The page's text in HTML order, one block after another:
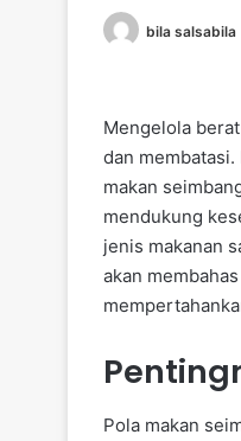
bila salsabila
Mengelola
dan
makan
mendukung
jenis makanan
akan
Pola makan